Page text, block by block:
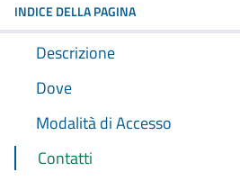
INDICE DELLA PAGINA
Descrizione
Dove
Modalità di Accesso
Contatti